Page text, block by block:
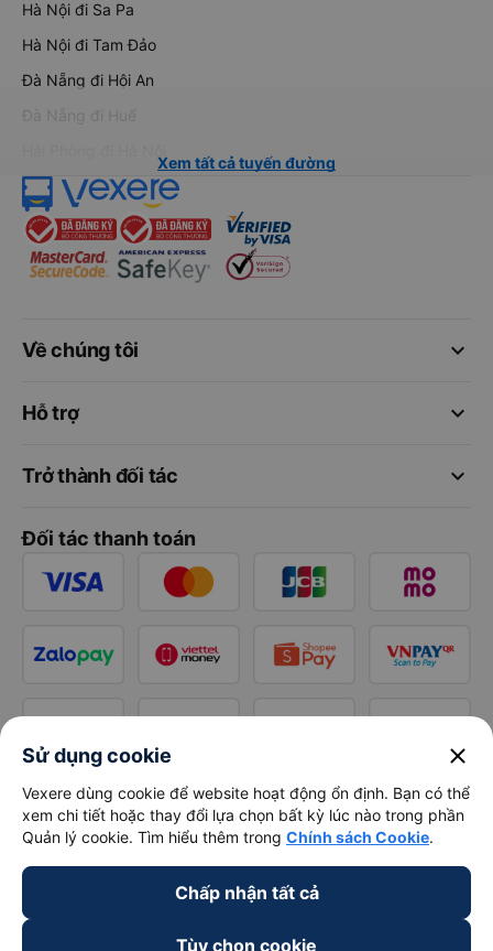
Hà Nội đi Sa Pa
Hà Nội đi Tam Đảo
Đà Nẵng đi Hội An
Đà Nẵng đi Huế
Xem tất cả tuyến đường
keyboard_arrow_down
Về chúng tôi
keyboard_arrow_down
Hỗ trợ
keyboard_arrow_down
Trở thành đối tác
Đối tác thanh toán
Sử dụng cookie close
Vexere dùng cookie để website hoạt động ổn định. Bạn có thể
xem chi tiết hoặc thay đổi lựa chọn bất kỳ lúc nào trong phần
Quản lý cookie. Tìm hiểu thêm trong Chính sách Cookie.
Chấp nhận tất cả
Tùy chọn cookie